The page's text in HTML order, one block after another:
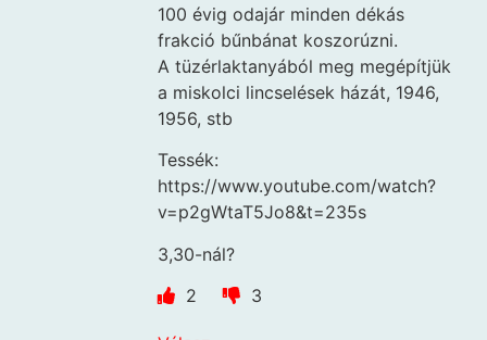
100 évig odajár minden dékás
frakció bűnbánat koszorúzni.
A tüzérlaktanyából meg megépítjük
a miskolci lincselések házát, 1946,
1956, stb
Tessék:
https://www.youtube.com/watch?
v=p2gWtaT5Jo8&t=235s
3,30-nál?
2
3